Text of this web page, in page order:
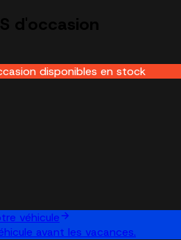
disponibles en stock
véhicule
avant les vacances.